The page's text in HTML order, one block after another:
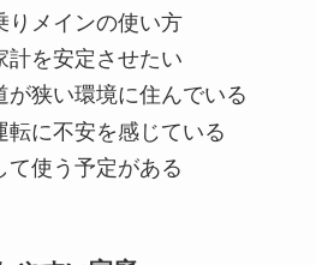
りメインの使い方
計を安定させたい
が狭い環境に住んでいる
転に不安を感じている
て使う予定がある